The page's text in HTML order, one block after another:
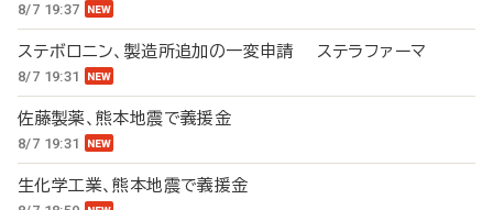
8/7 19:37
ステボロニン、製造所追加の一変申請 ステラファーマ
8/7 19:31
佐藤製薬、熊本地震で義援金
8/7 19:31
生化学工業、熊本地震で義援金